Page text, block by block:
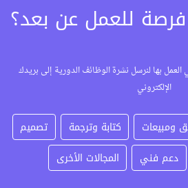
للعمل عن بعد؟
بها لنرسل نشرة الوظائف الدورية إلى بريدك
الإلكتروني
ومبيعات كتابة وترجمة
تصميم
دعم فني المجالات الأخرى